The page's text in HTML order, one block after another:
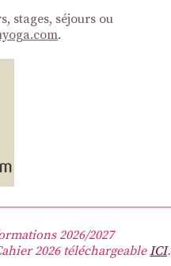
stages, séjours ou
.
2026/2027
2026 téléchargeableICI.